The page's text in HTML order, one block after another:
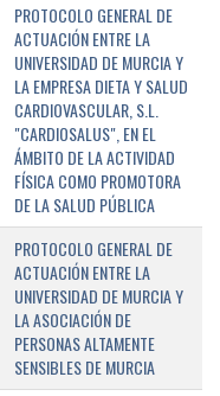
PROTOCOLO GENERAL DE
ACTUACIÓN ENTRE LA
UNIVERSIDAD DE MURCIA Y
LA EMPRESA DIETA Y SALUD
CARDIOVASCULAR, S.L.
"CARDIOSALUS", EN EL
ÁMBITO DE LA ACTIVIDAD
FÍSICA COMO PROMOTORA
DE LA SALUD PÚBLICA
PROTOCOLO GENERAL DE
ACTUACIÓN ENTRE LA
UNIVERSIDAD DE MURCIA Y
LA ASOCIACIÓN DE
PERSONAS ALTAMENTE
SENSIBLES DE MURCIA